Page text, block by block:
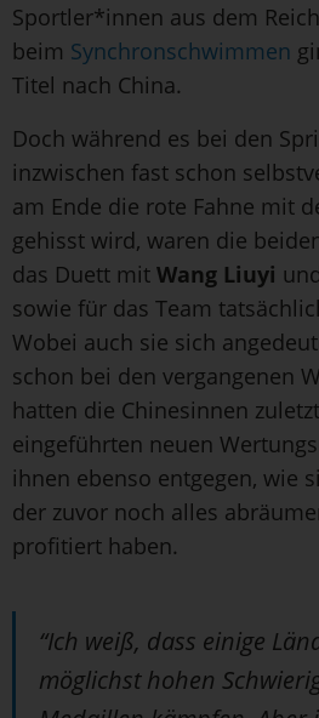
Sportler*innen aus dem
beim Synchronschwimmen
Titel nach China.
Doch während es bei den
inzwischen fast schon
am Ende die rote Fahne mit
gehisst wird, waren die
das Duett mit Wang Liuyi und
sowie für das Team
Wobei auch sie sich
schon bei den vergangenen
hatten die Chinesinnen
eingeführten neuen
ihnen ebenso entgegen, wie
der zuvor noch alles
profitiert haben.
“Ich weiß, dass einige
möglichst hohen